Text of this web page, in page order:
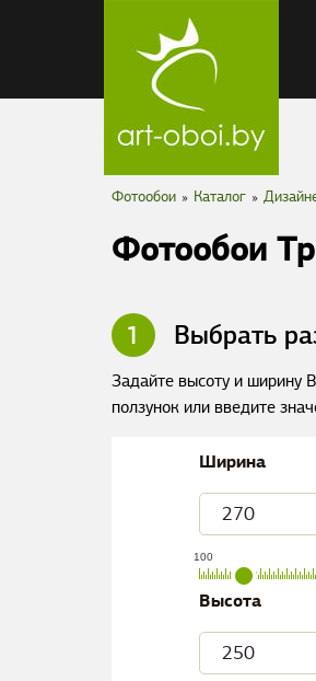
Фотообои » Каталог »
Фотообои
1 Выбрать
Задайте высоту и ширину
ползунок или введите
Ширина
100
Высота